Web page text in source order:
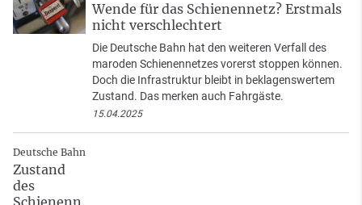
Wende für das Schienennetz? Erstmals
nicht verschlechtert
Die Deutsche Bahn hat den weiteren Verfall des
maroden Schienennetzes vorerst stoppen können.
Doch die Infrastruktur bleibt in beklagenswertem
Zustand. Das merken auch Fahrgäste.
15.04.2025
Deutsche Bahn
Zustand
des